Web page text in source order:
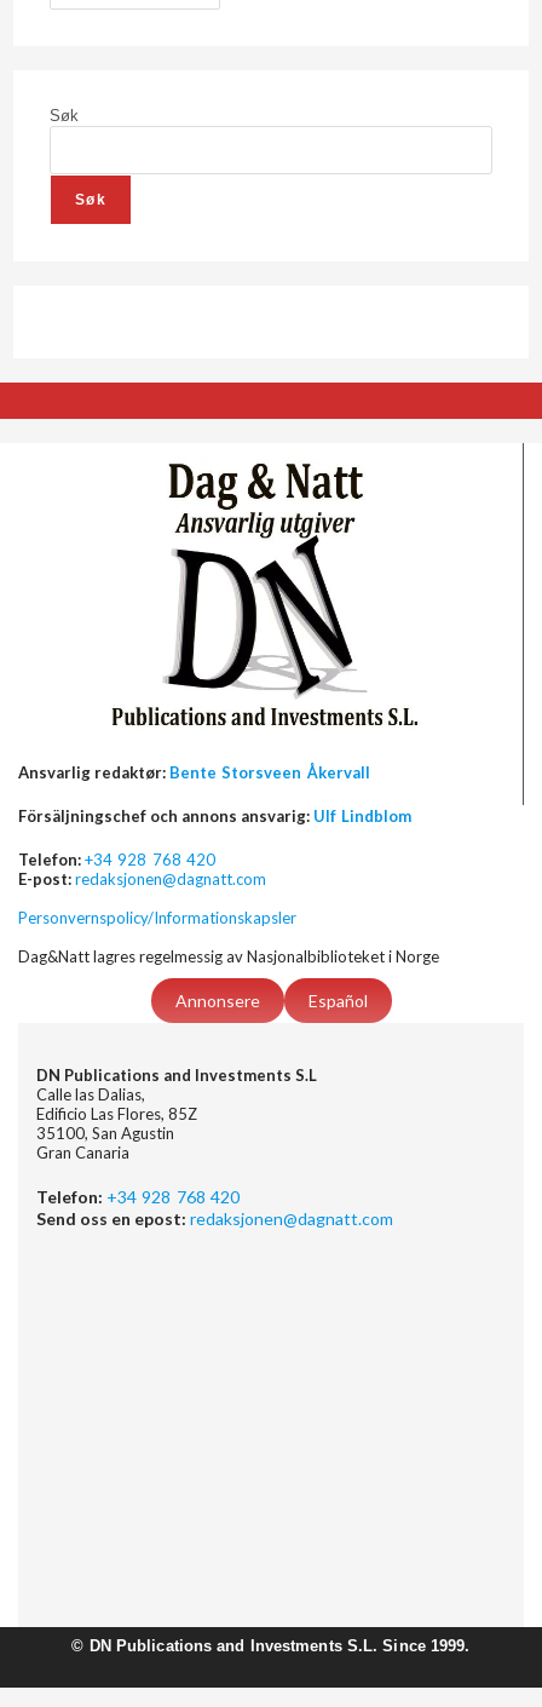
Søk
Søk
Ansvarlig redaktør: Bente Storsveen Åkervall
Försäljningschef och annons ansvarig: Ulf Lindblom
Telefon:+34 928 768 420
E-post:redaksjonen@dagnatt.com
Personvernspolicy/Informationskapsler
Dag&Natt lagres regelmessig av Nasjonalbiblioteket i Norge
Annonsere Español
DN Publications and Investments S.L
Calle las Dalias,
Edificio Las Flores, 85Z
35100, San Agustin
Gran Canaria
Telefon: +34 928 768 420
Send oss en epost: redaksjonen@dagnatt.com
© DN Publications and Investments S.L. Since 1999.